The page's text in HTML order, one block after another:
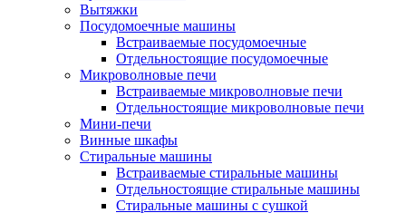
Вытяжки
Посудомоечные машины
Встраиваемые посудомоечные
Отдельностоящие посудомоечные
Микроволновые печи
Встраиваемые микроволновые печи
Отдельностоящие микроволновые печи
Мини-печи
Винные шкафы
Стиральные машины
Встраиваемые стиральные машины
Отдельностоящие стиральные машины
Стиральные машины с сушкой